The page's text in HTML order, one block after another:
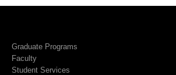
Graduate Programs
Faculty
Student Services